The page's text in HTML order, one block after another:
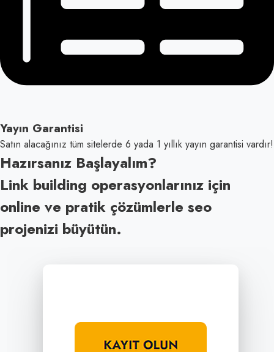
Yayın Garantisi
Satın alacağınız tüm sitelerde 6 yada 1 yıllık yayın garantisi vardır!
Hazırsanız Başlayalım?
Link building operasyonlarınız için
online ve pratik çözümlerle seo
projenizi büyütün.